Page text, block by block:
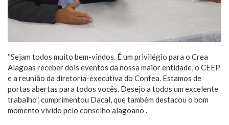
“Sejam todos muito bem-vindos. É um privilégio para o Crea
Alagoas receber dois eventos da nossa maior entidade, o CEEP
e a reunião da diretoria-executiva do Confea. Estamos de
portas abertas para todos vocês. Desejo a todos um excelente
trabalho”, cumprimentou Dacal, que também destacou o bom
momento vivido pelo conselho alagoano .